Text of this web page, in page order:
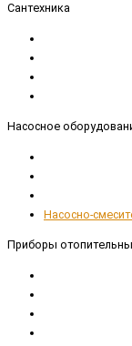
Сантехника
Насосное
Насосно-
Приборы